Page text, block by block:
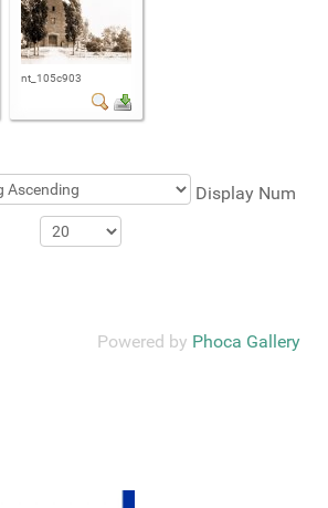
nt_105c903
Display Num
Powered by Phoca Gallery